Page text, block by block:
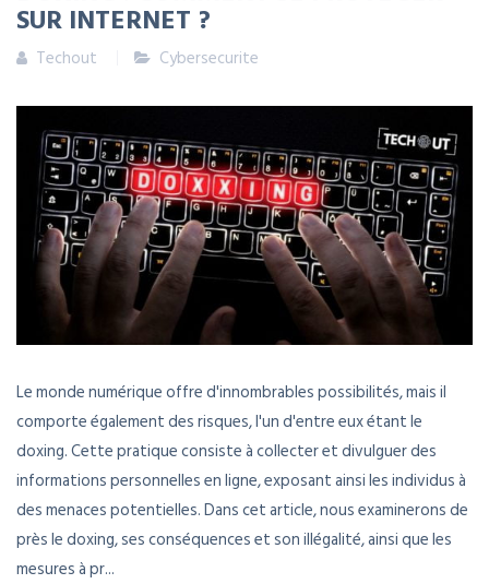
SUR INTERNET ?
Techout Cybersecurite
Le monde numérique offre d'innombrables possibilités, mais il
comporte également des risques, l'un d'entre eux étant le
doxing. Cette pratique consiste à collecter et divulguer des
informations personnelles en ligne, exposant ainsi les individus à
des menaces potentielles. Dans cet article, nous examinerons de
près le doxing, ses conséquences et son illégalité, ainsi que les
mesures à pr...